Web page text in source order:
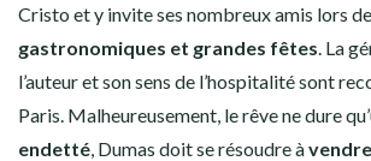
Cristo et y invite ses nombreux amis lors de
gastronomiques et grandes fêtes . La
l’auteur et son sens de l’hospitalité sont
Paris. Malheureusement, le rêve ne dure
endetté , Dumas doit se résoudre à